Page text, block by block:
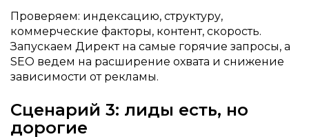
Проверяем: индексацию, структуру,
коммерческие факторы, контент, скорость.
Запускаем Директ на самые горячие запросы, а
SEO ведем на расширение охвата и снижение
зависимости от рекламы.
Сценарий 3: лиды есть, но
дорогие